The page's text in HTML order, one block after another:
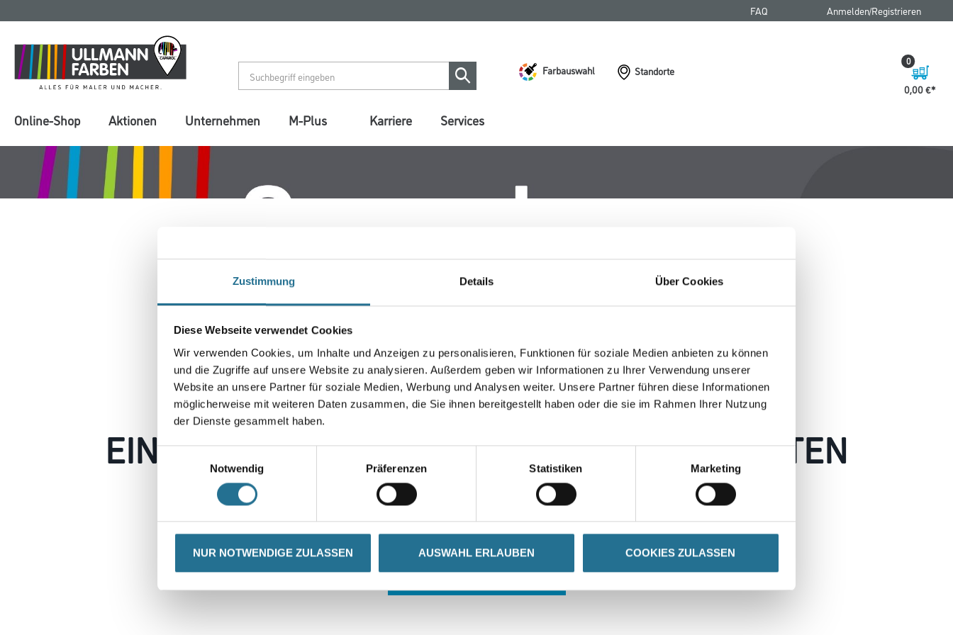
Zustimmung Details Über Cookies
Diese Webseite verwendet Cookies
Wir verwenden Cookies, um Inhalte und Anzeigen zu personalisieren, Funktionen für soziale Medien anbieten zu können
und die Zugriffe auf unsere Website zu analysieren. Außerdem geben wir Informationen zu Ihrer Verwendung unserer
Website an unsere Partner für soziale Medien, Werbung und Analysen weiter. Unsere Partner führen diese Informationen
möglicherweise mit weiteren Daten zusammen, die Sie ihnen bereitgestellt haben oder die sie im Rahmen Ihrer Nutzung
der Dienste gesammelt haben.
Notwendig
Präferenzen Statistiken Marketing
NUR NOTWENDIGE ZULASSEN AUSWAHL ERLAUBEN COOKIES ZULASSEN
springen
springen
FAQ Anmelden/Registrieren
Farbauswahl
Standorte
0,00 €
0
Online-Shop Aktionen Unternehmen M-Plus Karriere Services
EIN KLEINER ZWISCHENFALL IST AUFGETRETEN
Keine Sorge, wir pinseln schon an der Lösung und werden das Problem so schnell wie möglich beheben.
Erkunden Sie in der Zwischenzeit unseren Online-Shop und lassen Sie sich inspirieren.